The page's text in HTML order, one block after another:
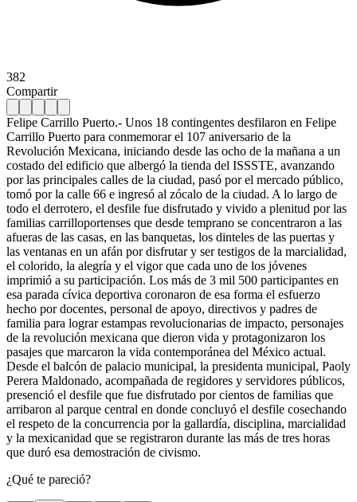
382
Compartir
Felipe Carrillo Puerto.- Unos 18 contingentes desfilaron en Felipe
Carrillo Puerto para conmemorar el 107 aniversario de la
Revolución Mexicana, iniciando desde las ocho de la mañana a un
costado del edificio que albergó la tienda del ISSSTE, avanzando
por las principales calles de la ciudad, pasó por el mercado público,
tomó por la calle 66 e ingresó al zócalo de la ciudad. A lo largo de
todo el derrotero, el desfile fue disfrutado y vivido a plenitud por las
familias carrilloportenses que desde temprano se concentraron a las
afueras de las casas, en las banquetas, los dinteles de las puertas y
las ventanas en un afán por disfrutar y ser testigos de la marcialidad,
el colorido, la alegría y el vigor que cada uno de los jóvenes
imprimió a su participación. Los más de 3 mil 500 participantes en
esa parada cívica deportiva coronaron de esa forma el esfuerzo
hecho por docentes, personal de apoyo, directivos y padres de
familia para lograr estampas revolucionarias de impacto, personajes
de la revolución mexicana que dieron vida y protagonizaron los
pasajes que marcaron la vida contemporánea del México actual.
Desde el balcón de palacio municipal, la presidenta municipal, Paoly
Perera Maldonado, acompañada de regidores y servidores públicos,
presenció el desfile que fue disfrutado por cientos de familias que
arribaron al parque central en donde concluyó el desfile cosechando
el respeto de la concurrencia por la gallardía, disciplina, marcialidad
y la mexicanidad que se registraron durante las más de tres horas
que duró esa demostración de civismo.
¿Qué te pareció?